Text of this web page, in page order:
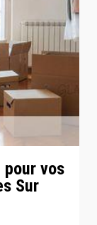
vos
Sur